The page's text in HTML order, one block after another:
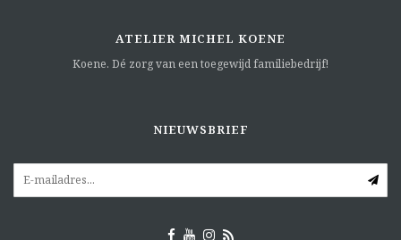
ATELIER MICHEL KOENE
Koene. Dé zorg van een toegewijd familiebedrijf!
NIEUWSBRIEF